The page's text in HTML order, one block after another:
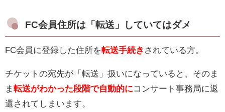
FC会員住所は「転送」していてはダメ
FC会員に登録した住所を転送手続き されている方。
チケットの宛先が「転送」扱いになっていると、そのま
ま 転送がわかった段階で自動的にコンサート事務局に返
還されてしまいます。